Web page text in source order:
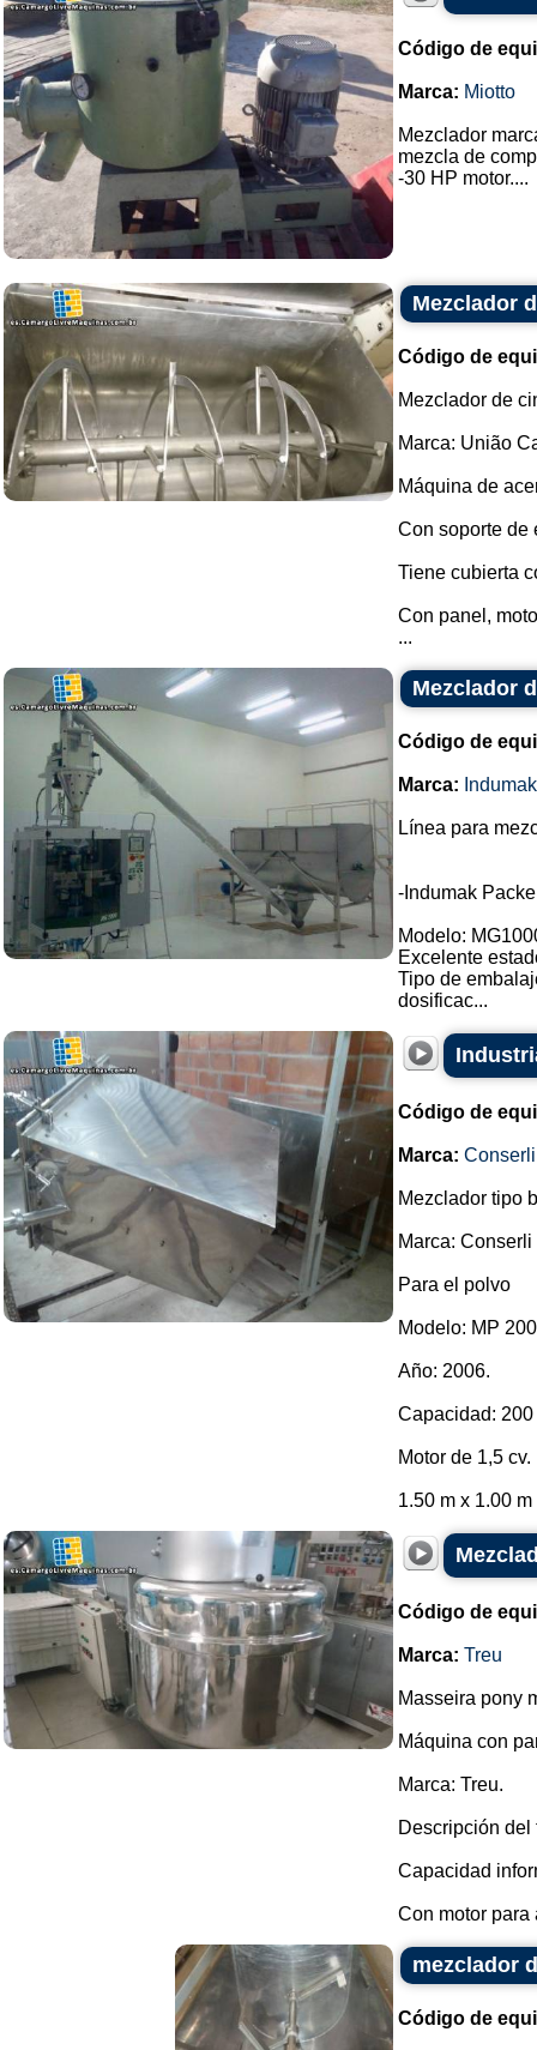
Código de
Marca: Miotto
Mezclador
mezcla de
-30 HP motor....
Mezclador
Código de
Mezclador de
Marca: União
Máquina de
Con soporte de
Tiene cubierta
Con panel,
...
Mezclador
Código de
Marca: Indumak
Línea para
-Indumak
Modelo:
Excelente
Tipo de
dosificac...
Código de
Marca: Conserli
Mezclador tipo
Marca: Conserli
Para el polvo
Modelo: MP
Año: 2006.
Capacidad: 200
Motor de 1,5 cv.
1.50 m x 1.00
Código de
Marca: Treu
Masseira pony
Máquina con
Marca: Treu.
Descripción del
Capacidad
Con motor para
mezclador
Código de